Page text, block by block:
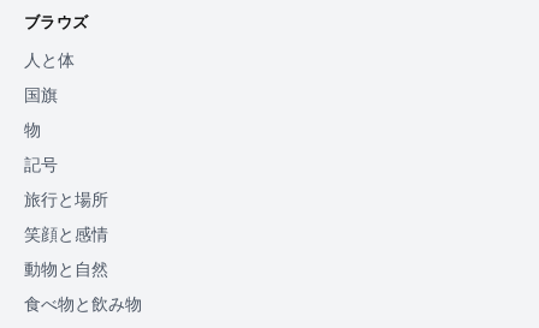
ブラウズ
人と体
国旗
物
記号
旅行と場所
笑顔と感情
動物と自然
食べ物と飲み物